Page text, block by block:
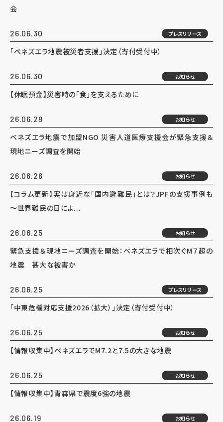
会
26.06.30 プレスリリース
「ベネズエラ地震被災者支援」決定（寄付受付中）
26.06.30 お知らせ
【休眠預金】災害時の「食」を支えるために
26.06.29 お知らせ
ベネズエラ地震で加盟NGO 災害人道医療支援会が緊急支援＆
現地ニーズ調査を開始
26.06.26 お知らせ
【コラム更新】実は身近な「国内避難民」とは？JPFの支援事例も
～世界難民の日によ...
26.06.25 お知らせ
緊急支援＆現地ニーズ調査を開始：ベネズエラで相次ぐM７超の
地震 甚大な被害か
26.06.25 プレスリリース
「中東危機対応支援2026（拡大）」決定（寄付受付中）
26.06.25 お知らせ
【情報収集中】ベネズエラでM7.2と7.5の大きな地震
26.06.25 お知らせ
【情報収集中】青森県で震度6強の地震
26.06.19 お知らせ